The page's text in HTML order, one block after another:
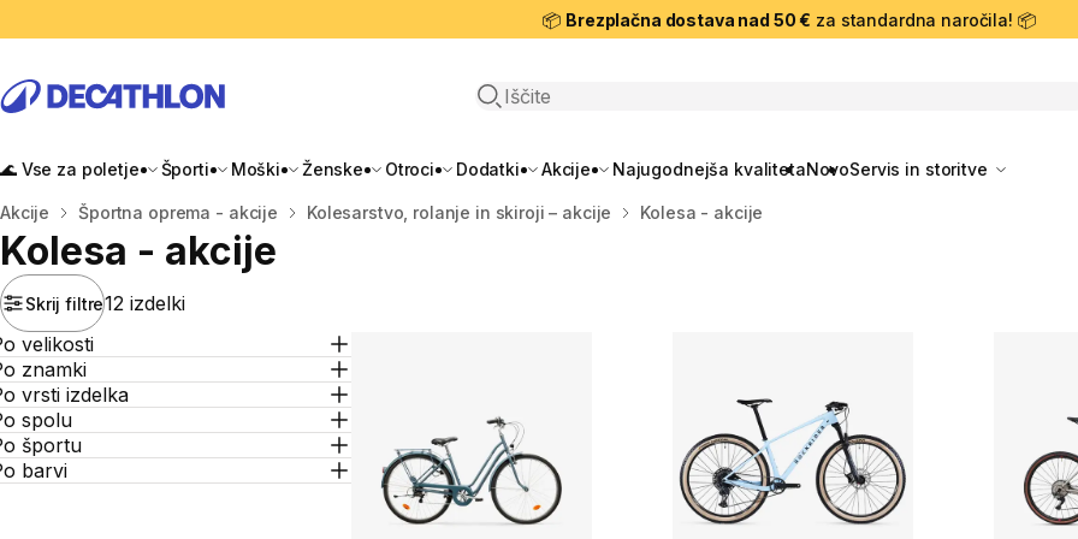
📦 Brezplačna dostava nad 50 € za standardna naročila! 📦
Odpri iskanje
🌊 Vse za poletje Športi Moški Ženske Otroci Dodatki Akcije Najugodnejša kvalitetaNovoServis in storitve
Domov
Akcije Športna oprema - akcije Kolesarstvo, rolanje in skiroji – akcije Kolesa - akcije
Kolesa - akcije
Skrij filtre12 izdelki
velikosti
znamki
vrsti izdelka
spolu
športu
barvi